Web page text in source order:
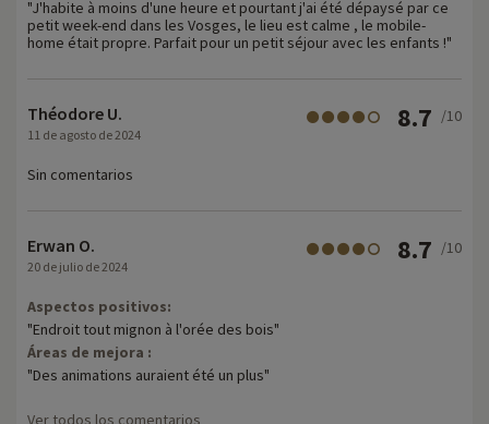
"J'habite à moins d'une heure et pourtant j'ai été dépaysé par ce
petit week-end dans les Vosges, le lieu est calme , le mobile-
home était propre. Parfait pour un petit séjour avec les enfants !"
Théodore U.
11 de agosto de 2024
8.7 /10
Sin comentarios
Erwan O.
20 de julio de 2024
8.7 /10
Aspectos positivos:
"Endroit tout mignon à l'orée des bois"
Áreas de mejora :
"Des animations auraient été un plus"
Ver todos los comentarios